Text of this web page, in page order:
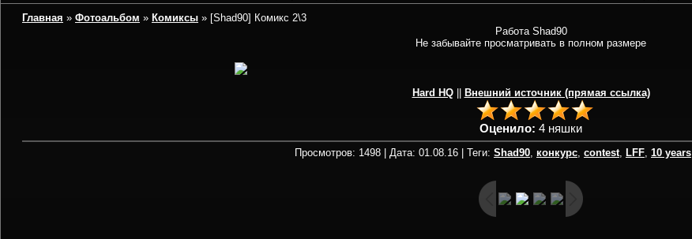
Главная » Фотоальбом » Комиксы » [Shad90] Комикс 2\3
Работа Shad90
Не забывайте просматривать в полном размере
Hard HQ|| Внешний источник (прямая ссылка)
Оценило: 4 няшки
Просмотров: 1498 | Дата: 01.08.16 | Теги: Shad90, конкурс, contest, LFF, 10 years